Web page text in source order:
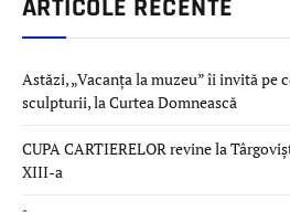
ARTICOLE RECENTE
Astăzi, „Vacanța la muzeu” îi invită pe
sculpturii, la Curtea Domnească
CUPA CARTIERELOR revine la
XIII-a